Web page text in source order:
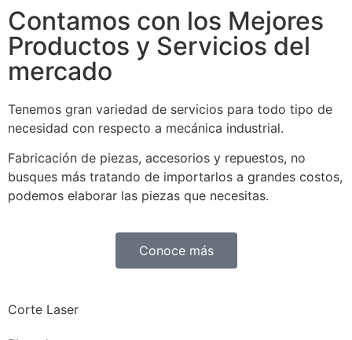
Contamos con los Mejores
Productos y Servicios del
mercado
Tenemos gran variedad de servicios para todo tipo de
necesidad con respecto a mecánica industrial.
Fabricación de piezas, accesorios y repuestos, no
busques más tratando de importarlos a grandes costos,
podemos elaborar las piezas que necesitas.
Conoce más
Corte Laser